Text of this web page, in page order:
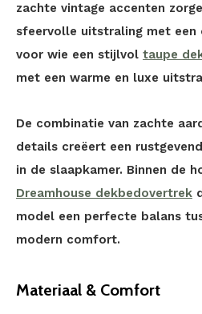
zachte vintage accenten
sfeervolle uitstraling met een
voor wie een stijlvol taupe
met een warme en luxe
De combinatie van zachte
details creëert een
in de slaapkamer. Binnen de
Dreamhouse dekbedovertrek
model een perfecte balans
modern comfort.
Materiaal & Comfort